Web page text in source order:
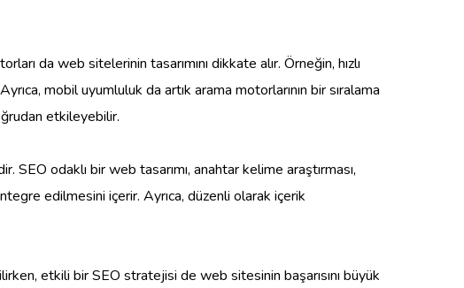
da web sitelerinin tasarımını dikkate alır. Örneğin, hızlı
mobil uyumluluk da artık arama motorlarının bir sıralama
etkileyebilir.
SEO odaklı bir web tasarımı, anahtar kelime araştırması,
edilmesini içerir. Ayrıca, düzenli olarak içerik
etkili bir SEO stratejisi de web sitesinin başarısını büyük